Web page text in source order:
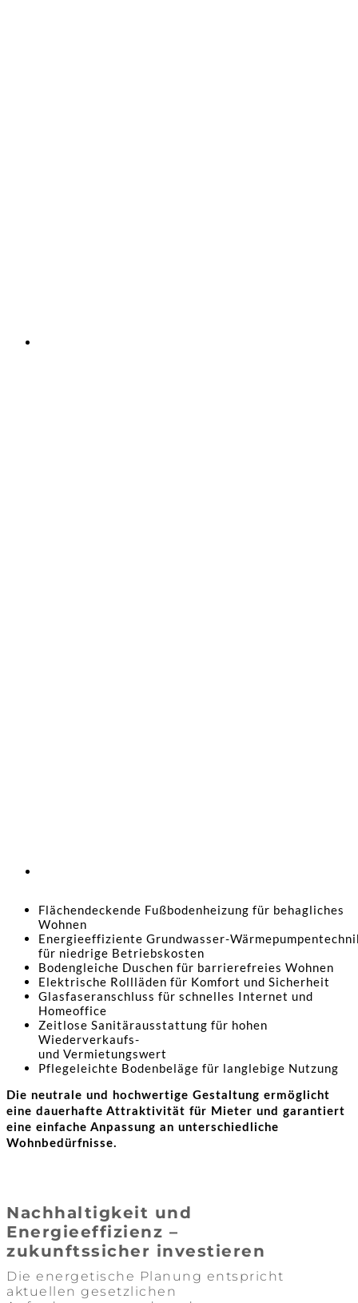
Flächendeckende Fußbodenheizung für behagliches
Wohnen
Energieeffiziente Grundwasser-
für niedrige Betriebskosten
Bodengleiche Duschen für barrierefreies Wohnen
Elektrische Rollläden für Komfort und Sicherheit
Glasfaseranschluss für schnelles Internet und
Homeoffice
Zeitlose Sanitärausstattung für hohen
Wiederverkaufs-
und Vermietungswert
Pflegeleichte Bodenbeläge für langlebige Nutzung
Die neutrale und hochwertige Gestaltung ermöglicht
eine dauerhafte Attraktivität für Mieter und garantiert
eine einfache Anpassung an unterschiedliche
Wohnbedürfnisse.
Nachhaltigkeit und
Energieeffizienz –
zukunftssicher investieren
Die energetische Planung entspricht
aktuellen gesetzlichen